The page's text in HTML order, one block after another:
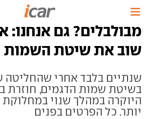
מבולבלים? גם אנחנו:
שוב את שיטת השמות
שנתיים בלבד אחרי שהחליטה
בשיטת שמות הדגמים, חוזרת
היוקרה במהלך שנוי
יותר. כל הפרטים בפנים